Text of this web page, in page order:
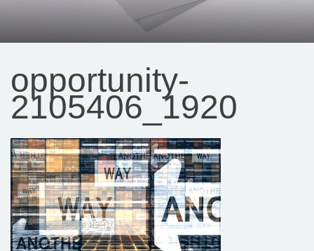
opportunity-
2105406_1920